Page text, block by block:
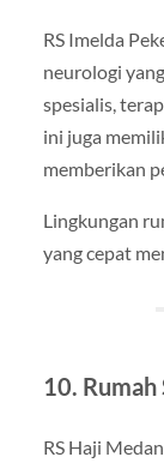
RS Imelda
neurologi
spesialis,
ini juga
memberikan
Lingkungan
yang cepat
10.
RS Haji